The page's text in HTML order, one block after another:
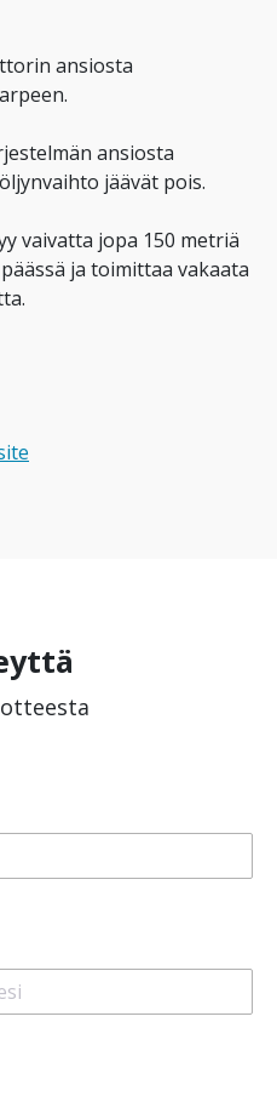
ansiosta
ansiosta
jäävät pois.
vaivatta jopa 150 metriä
ja toimittaa vakaata